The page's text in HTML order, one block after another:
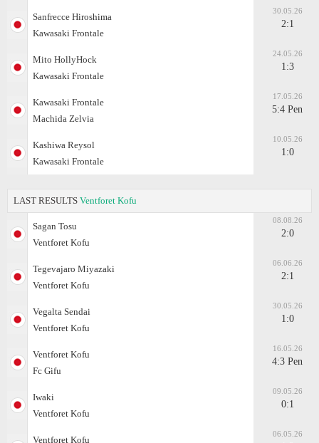
Sanfrecce Hiroshima
Kawasaki Frontale
30.05.26
2:1
Mito HollyHock
Kawasaki Frontale
24.05.26
1:3
Kawasaki Frontale
Machida Zelvia
17.05.26
5:4 Pen
Kashiwa Reysol
Kawasaki Frontale
10.05.26
1:0
LAST RESULTS Ventforet Kofu
Sagan Tosu
Ventforet Kofu
08.08.26
2:0
Tegevajaro Miyazaki
Ventforet Kofu
06.06.26
2:1
Vegalta Sendai
Ventforet Kofu
30.05.26
1:0
Ventforet Kofu
Fc Gifu
16.05.26
4:3 Pen
Iwaki
Ventforet Kofu
09.05.26
0:1
Ventforet Kofu
06.05.26